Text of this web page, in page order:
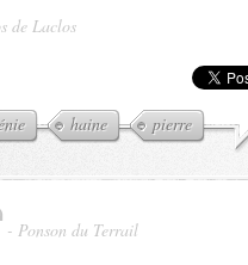
de Laclos
haine pierre
- Ponson du Terrail